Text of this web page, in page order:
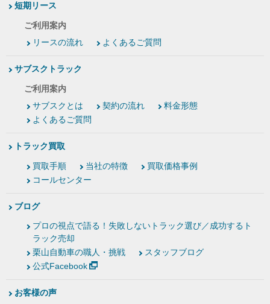
短期リース
ご利用案内
リースの流れ
よくあるご質問
サブスクトラック
ご利用案内
サブスクとは
契約の流れ
料金形態
よくあるご質問
トラック買取
買取手順 当社の特徴
買取価格事例
コールセンター
ブログ
プロの視点で語る！失敗しないトラック選び／成功するト
ラック売却
栗山自動車の職人・挑戦
スタッフブログ
公式Facebook
お客様の声